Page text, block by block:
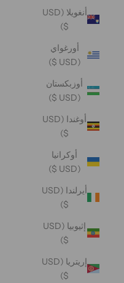
أنغويلا (USD
$)
أورغواي
(USD $)
أوزبكستان
(USD $)
أوغندا (USD
$)
أوكرانيا
(USD $)
أيرلندا (USD
$)
إثيوبيا (USD
$)
إريتريا (USD
$)